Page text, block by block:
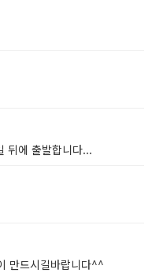
뒤에 출발합니다...
만드시길바랍니다^^